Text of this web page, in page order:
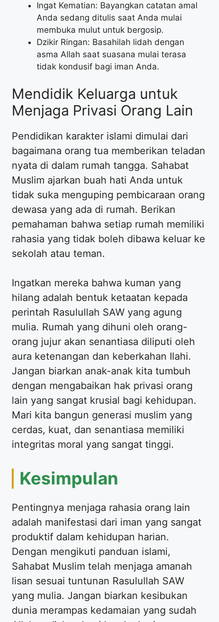
Ingat Kematian: Bayangkan catatan amal
Anda sedang ditulis saat Anda mulai
membuka mulut untuk bergosip.
Dzikir Ringan: Basahilah lidah dengan
asma Allah saat suasana mulai terasa
tidak kondusif bagi iman Anda.
Mendidik Keluarga untuk
Menjaga Privasi Orang Lain
Pendidikan karakter islami dimulai dari
bagaimana orang tua memberikan teladan
nyata di dalam rumah tangga. Sahabat
Muslim ajarkan buah hati Anda untuk
tidak suka menguping pembicaraan orang
dewasa yang ada di rumah. Berikan
pemahaman bahwa setiap rumah memiliki
rahasia yang tidak boleh dibawa keluar ke
sekolah atau teman.
Ingatkan mereka bahwa kuman yang
hilang adalah bentuk ketaatan kepada
perintah Rasulullah SAW yang agung
mulia. Rumah yang dihuni oleh orang-
orang jujur akan senantiasa diliputi oleh
aura ketenangan dan keberkahan Ilahi.
Jangan biarkan anak-anak kita tumbuh
dengan mengabaikan hak privasi orang
lain yang sangat krusial bagi kehidupan.
Mari kita bangun generasi muslim yang
cerdas, kuat, dan senantiasa memiliki
integritas moral yang sangat tinggi.
Kesimpulan
Pentingnya menjaga rahasia orang lain
adalah manifestasi dari iman yang sangat
produktif dalam kehidupan harian.
Dengan mengikuti panduan islami,
Sahabat Muslim telah menjaga amanah
lisan sesuai tuntunan Rasulullah SAW
yang mulia. Jangan biarkan kesibukan
dunia merampas kedamaian yang sudah